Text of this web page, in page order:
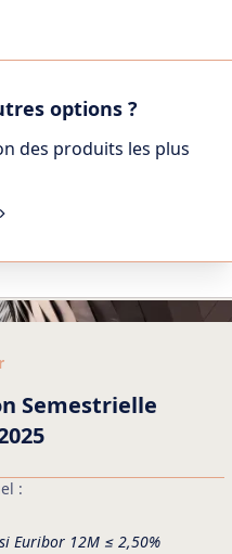
options ?
des produits les plus
Semestrielle
:
Euribor 12M ≤ 2,50%